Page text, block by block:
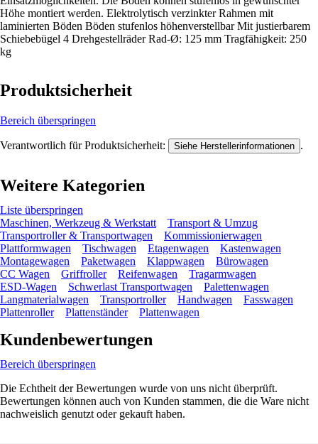
Höhe montiert werden. Elektrolytisch verzinkter Rahmen mit
laminierten Böden Böden stufenlos höhenverstellbar Mit justierbarem
Schiebebügel 4 Drehgestellräder Rad-Ø: 125 mm Tragfähigkeit: 250
kg
Produktsicherheit
Bereich überspringen
Verantwortlich für Produktsicherheit: Siehe Herstellerinformationen .
Weitere Kategorien
Liste überspringen
Maschinen, Werkzeug & Werkstatt
Transport & Umzug
Transportroller & Transportwagen
Kommissionierwagen
Plattformwagen
Tischwagen Etagenwagen
Kastenwagen
Montagewagen
Paketwagen Klappwagen
Bürowagen
CC Wagen
Griffroller Reifenwagen
Tragarmwagen
ESD-Wagen
Schwerlast Transportwagen
Palettenwagen
Langmaterialwagen
Transportroller Handwagen
Fasswagen
Plattenroller
Plattenständer Plattenwagen
Kundenbewertungen
Bereich überspringen
Die Echtheit der Bewertungen wurde von uns nicht überprüft.
Bewertungen können auch von Kunden stammen, die die Ware nicht
nachweislich genutzt oder gekauft haben.